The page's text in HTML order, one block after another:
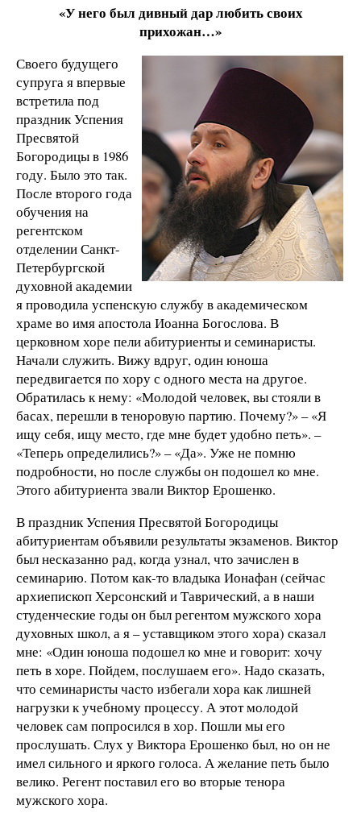
«У него был дивный дар любить своих
прихожан…»
Своего будущего
супруга я впервые
встретила под
праздник Успения
Пресвятой
Богородицы в 1986
году. Было это так.
После второго года
обучения на
регентском
отделении Санкт-
Петербургской
духовной академии
я проводила успенскую службу в академическом
храме во имя апостола Иоанна Богослова. В
церковном хоре пели абитуриенты и семинаристы.
Начали служить. Вижу вдруг, один юноша
передвигается по хору с одного места на другое.
Обратилась к нему: «Молодой человек, вы стояли в
басах, перешли в теноровую партию. Почему?» – «Я
ищу себя, ищу место, где мне будет удобно петь». –
«Теперь определились?» – «Да». Уже не помню
подробности, но после службы он подошел ко мне.
Этого абитуриента звали Виктор Ерошенко.
В праздник Успения Пресвятой Богородицы
абитуриентам объявили результаты экзаменов. Виктор
был несказанно рад, когда узнал, что зачислен в
семинарию. Потом как-то владыка Ионафан (сейчас
архиепископ Херсонский и Таврический, а в наши
студенческие годы он был регентом мужского хора
духовных школ, а я – уставщиком этого хора) сказал
мне: «Один юноша подошел ко мне и говорит: хочу
петь в хоре. Пойдем, послушаем его». Надо сказать,
что семинаристы часто избегали хора как лишней
нагрузки к учебному процессу. А этот молодой
человек сам попросился в хор. Пошли мы его
прослушать. Слух у Виктора Ерошенко был, но он не
имел сильного и яркого голоса. А желание петь было
велико. Регент поставил его во вторые тенора
мужского хора.